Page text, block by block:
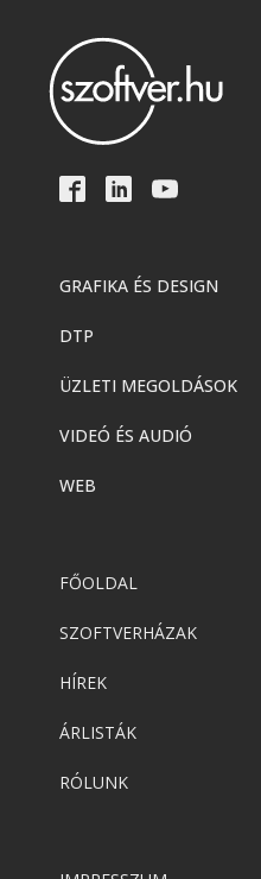
GRAFIKA ÉS DESIGN
DTP
ÜZLETI MEGOLDÁSOK
VIDEÓ ÉS AUDIÓ
WEB
FŐOLDAL
SZOFTVERHÁZAK
HÍREK
ÁRLISTÁK
RÓLUNK